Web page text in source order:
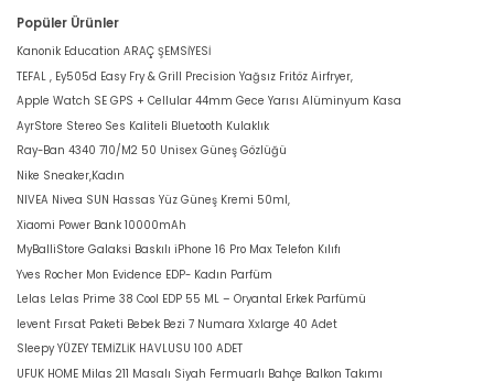
Popüler Ürünler
Kanonik Education ARAÇ ŞEMSİYESİ
TEFAL , Ey505d Easy Fry & Grill Precision Yağsız Fritöz Airfryer,
Apple Watch SE GPS + Cellular 44mm Gece Yarısı Alüminyum Kasa
AyrStore Stereo Ses Kaliteli Bluetooth Kulaklık
Ray-Ban 4340 710/M2 50 Unisex Güneş Gözlüğü
Nike Sneaker,Kadın
NIVEA Nivea SUN Hassas Yüz Güneş Kremi 50ml,
Xiaomi Power Bank 10000mAh
MyBalliStore Galaksi Baskılı iPhone 16 Pro Max Telefon Kılıfı
Yves Rocher Mon Evidence EDP- Kadın Parfüm
Lelas Lelas Prime 38 Cool EDP 55 ML – Oryantal Erkek Parfümü
levent Fırsat Paketi Bebek Bezi 7 Numara Xxlarge 40 Adet
Sleepy YÜZEY TEMİZLİK HAVLUSU 100 ADET
UFUK HOME Milas 211 Masalı Siyah Fermuarlı Bahçe Balkon Takımı